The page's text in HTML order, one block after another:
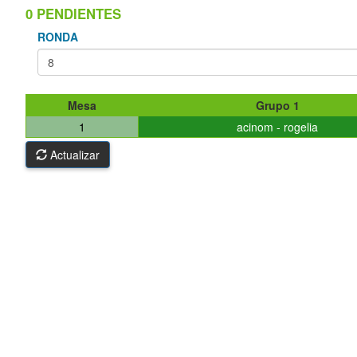
0 PENDIENTES
RONDA
Mesa Grupo 1
1
acinom - rogelia
Actualizar